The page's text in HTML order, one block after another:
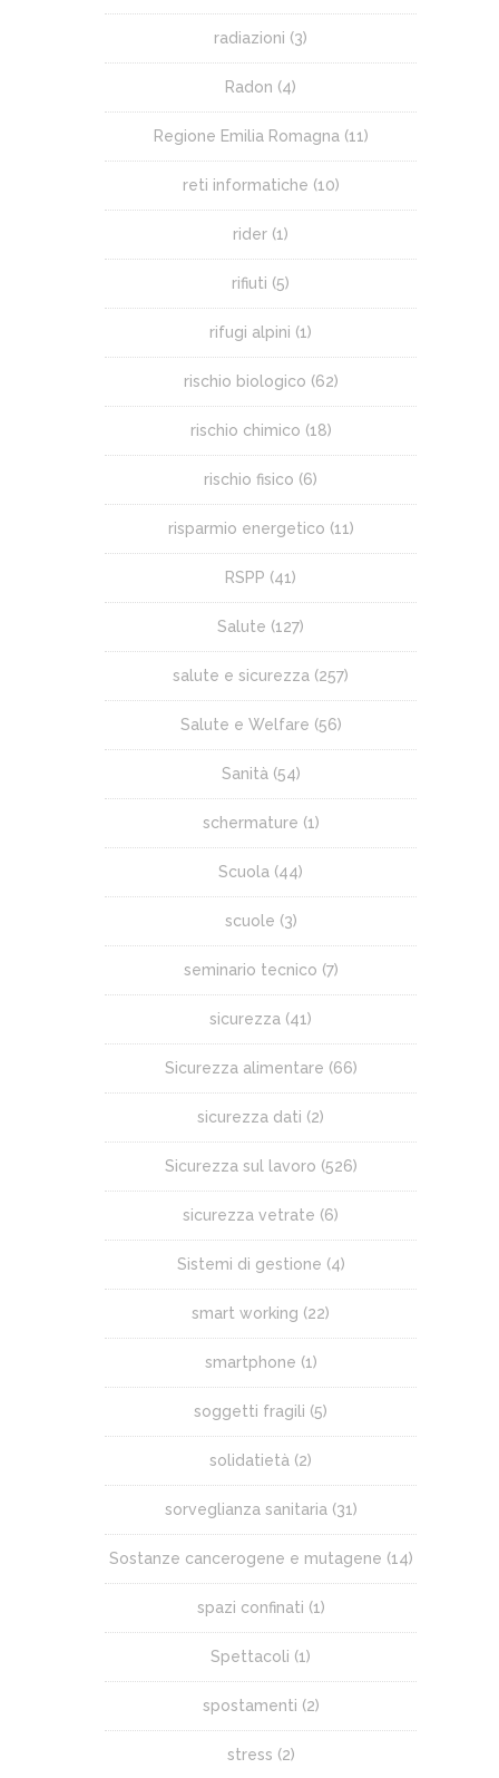
radiazioni (3)
Radon (4)
Regione Emilia Romagna (11)
reti informatiche (10)
rider (1)
rifiuti (5)
rifugi alpini (1)
rischio biologico (62)
rischio chimico (18)
rischio fisico (6)
risparmio energetico (11)
RSPP (41)
Salute (127)
salute e sicurezza (257)
Salute e Welfare (56)
Sanità (54)
schermature (1)
Scuola (44)
scuole (3)
seminario tecnico (7)
sicurezza (41)
Sicurezza alimentare (66)
sicurezza dati (2)
Sicurezza sul lavoro (526)
sicurezza vetrate (6)
Sistemi di gestione (4)
smart working (22)
smartphone (1)
soggetti fragili (5)
solidatietà (2)
sorveglianza sanitaria (31)
Sostanze cancerogene e mutagene (14)
spazi confinati (1)
Spettacoli (1)
spostamenti (2)
stress (2)